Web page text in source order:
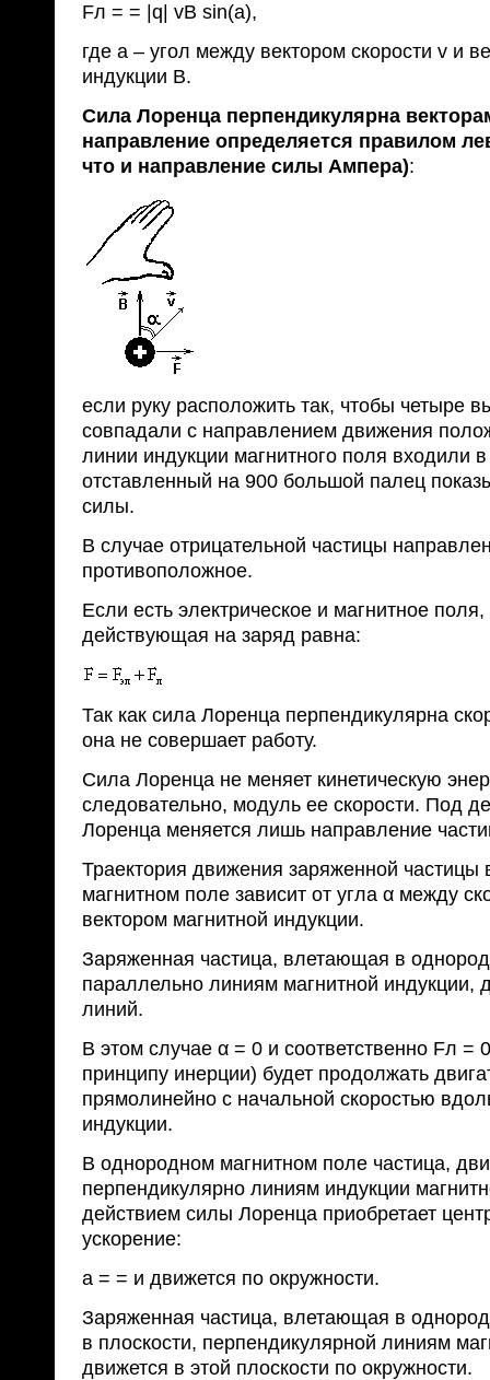
Fл = = |q| vB sin(a),
где a – угол между вектором скорости v и
индукции B.
Сила Лоренца перпендикулярна
направление определяется правилом
что и направление силы Ампера):
если руку расположить так, чтобы четыре
совпадали с направлением движения
линии индукции магнитного поля входили
отставленный на 900 большой палец
силы.
В случае отрицательной частицы
противоположное.
Если есть электрическое и магнитное
действующая на заряд равна:
Так как сила Лоренца перпендикулярна
она не совершает работу.
Сила Лоренца не меняет кинетическую
следовательно, модуль ее скорости. Под
Лоренца меняется лишь направление
Траектория движения заряженной частицы
магнитном поле зависит от угла α между
вектором магнитной индукции.
Заряженная частица, влетающая в
параллельно линиям магнитной индукции,
линий.
В этом случае α = 0 и соответственно Fл =
принципу инерции) будет продолжать
прямолинейно с начальной скоростью
индукции.
В однородном магнитном поле частица,
перпендикулярно линиям индукции
действием силы Лоренца приобретает
ускорение:
a = = и движется по окружности.
Заряженная частица, влетающая в
в плоскости, перпендикулярной линиям
движется в этой плоскости по окружности.